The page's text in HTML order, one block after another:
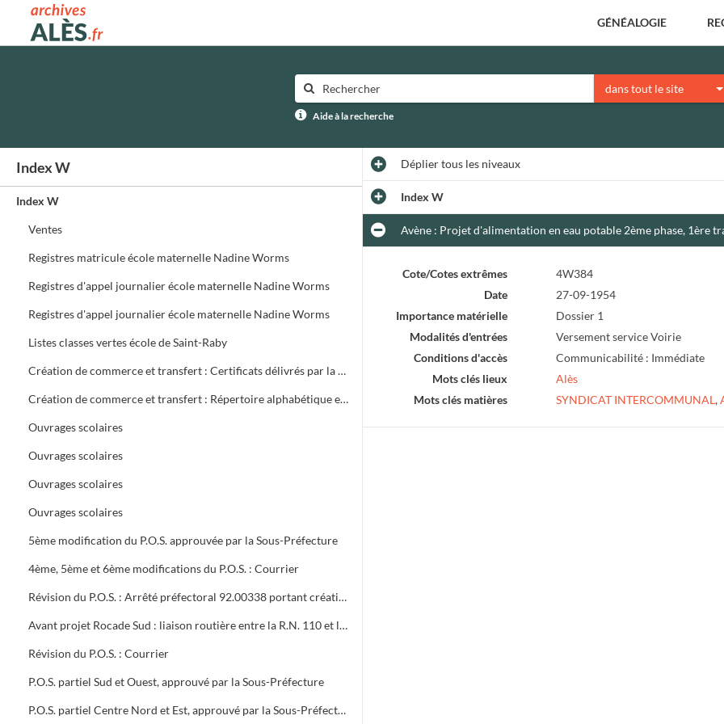
Archives municipales d'Alès GÉNÉALOGIE
dans tout le site
Aide à la recherche
Index W
Index W
Ventes
Registres matricule école maternelle Nadine Worms
Registres d'appel journalier école maternelle Nadine Worms
Registres d'appel journalier école maternelle Nadine Worms
Listes classes vertes école de Saint-Raby
Création de commerce et transfert : Certificats délivrés par la mairie
Création de commerce et transfert : Répertoire alphabétique et chronologique
Ouvrages scolaires
Ouvrages scolaires
Ouvrages scolaires
Ouvrages scolaires
5ème modification du P.O.S. approuvée par la Sous-Préfecture
4ème, 5ème et 6ème modifications du P.O.S. : Courrier
Révision du P.O.S. : Arrêté préfectoral 92.00338 portant création d'utilité publique projet à 2x2 voies R.N.106 entre Alès et Boucoiran
Avant projet Rocade Sud : liaison routière entre la R.N. 110 et la R.N. 106
Révision du P.O.S. : Courrier
P.O.S. partiel Sud et Ouest, approuvé par la Sous-Préfecture
P.O.S. partiel Centre Nord et Est, approuvé par la Sous-Préfecture
Dépliertous les niveaux
Index W
Avène : Projet d'alimentation en eau potable 2ème phase, 1ère
Cote/Cotes extrêmes
4W384
Date
27-09-1954
Importance matérielle
Dossier 1
Modalités d'entrées
Versement service Voirie
Conditions d'accès
Communicabilité : Immédiate
Mots clés lieux
Alès
Mots clés matières
SYNDICAT INTERCOMMUNAL,